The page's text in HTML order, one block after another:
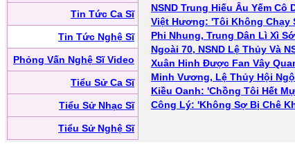
Tin Tức Ca Sĩ
Tin Tức Nghệ Sĩ
Phỏng Vấn Nghệ Sĩ Video
Tiểu Sử Ca Sĩ
Tiểu Sử Nhạc Sĩ
Tiểu Sử Nghệ Sĩ
NSND Trung Hiếu Âu Yếm Cô
Việt Hương: 'Tôi Không Chạy
Phi Nhung, Trung Dân Lì Xì
Ngoài 70, NSND Lệ Thủy Và
Xuân Hinh Được Fan Vây
Minh Vương, Lệ Thủy Hội
Kiều Oanh: 'Chồng Tôi Hết
Công Lý: 'Không Sợ Bị Chê